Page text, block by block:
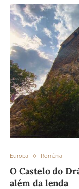
Europa Romênia
O Castelo do
além da lenda